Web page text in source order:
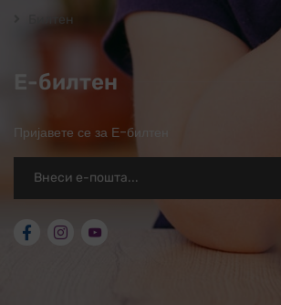
Билтен
Е-билтен
Пријавете се за Е-билтен